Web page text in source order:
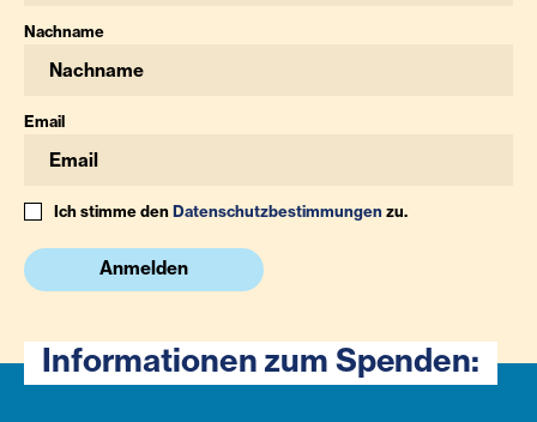
Nachname
Email
Ich stimme denDatenschutzbestimmungenzu.
Anmelden
Informationen zum Spenden: